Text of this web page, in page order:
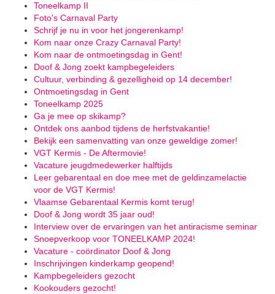
Toneelkamp II
Foto's Carnaval Party
Schrijf je nu in voor het jongerenkamp!
Kom naar onze Crazy Carnaval Party!
Kom naar de ontmoetingsdag in Gent!
Doof & Jong zoekt kampbegeleiders
Cultuur, verbinding & gezelligheid op 14 december!
Ontmoetingsdag in Gent
Toneelkamp 2025
Ga je mee op skikamp?
Ontdek ons aanbod tijdens de herfstvakantie!
Bekijk een samenvatting van onze geweldige zomer!
VGT Kermis - De Aftermovie!
Vacature jeugdmedewerker halftijds
Leer gebarentaal en doe mee met de geldinzamelactie
voor de VGT Kermis!
Vlaamse Gebarentaal Kermis komt terug!
Doof & Jong wordt 35 jaar oud!
Interview over de ervaringen van het antiracisme seminar
Snoepverkoop voor TONEELKAMP 2024!
Vacature - coördinator Doof & Jong
Inschrijvingen kinderkamp geopend!
Kampbegeleiders gezocht
Kookouders gezocht!